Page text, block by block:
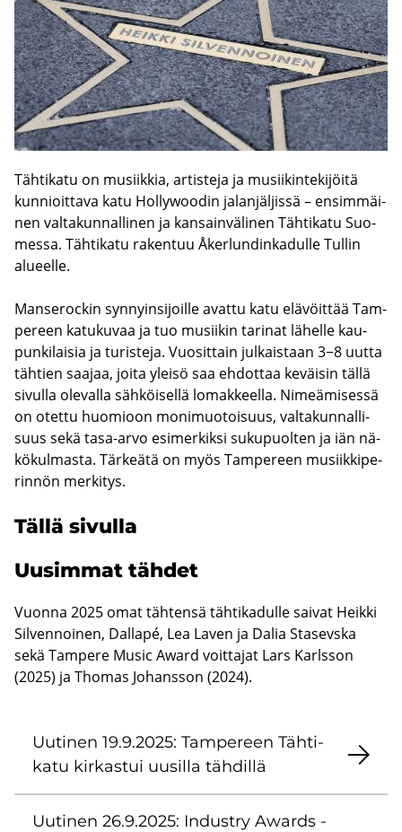
Täh­ti­ka­tu on musiik­kia, ar­tis­te­ja ja musii­kin­te­ki­jöi­tä
kun­nioit­ta­va katu Hollywoodin ja­lan­jäl­jis­sä – en­sim­mäi­
nen val­ta­kun­nal­li­nen ja kan­sain­vä­li­nen Täh­ti­ka­tu Suo­
mes­sa. Täh­ti­ka­tu ra­ken­tuu Åkerlundinkadulle Tul­lin
alu­eel­le.
Man­se­roc­kin syn­nyin­si­joil­le avat­tu katu elä­vöit­tää Tam­
pe­reen ka­tu­ku­vaa ja tuo musii­kin ta­ri­nat lä­hel­le kau­
pun­ki­lai­sia ja tu­ris­te­ja. Vuo­sit­tain jul­kais­taan 3−8 uutta
täh­tien saa­jaa, joita ylei­sö saa eh­dot­taa ke­väi­sin tällä
si­vul­la ole­val­la säh­köi­sel­lä lo­mak­keel­la. Ni­meä­mi­ses­sä
on otet­tu huo­mioon mo­ni­muo­toi­suus, val­ta­kun­nal­li­
suus sekä tasa-​arvo esi­mer­kik­si su­ku­puol­ten ja iän nä­
kö­kul­mas­ta. Tär­keä­tä on myös Tam­pe­reen musiik­ki­pe­
rin­nön mer­ki­tys.
Tällä si­vul­la
Uusim­mat täh­det
Vuon­na 2025 omat täh­ten­sä täh­ti­ka­dul­le sai­vat Heik­ki
Sil­ven­noi­nen, Dallapé, Lea Laven ja Dalia Sta­sevs­ka
sekä Tam­pe­re Music Award voit­ta­jat Lars Karls­son
(2025) ja Tho­mas Jo­hans­son (2024).
Uu­ti­nen 19.9.2025: Tam­pe­reen Täh­ti­
ka­tu kir­kas­tui uusil­la täh­dil­lä
Uu­ti­nen 26.9.2025: In­dustry Awards -​